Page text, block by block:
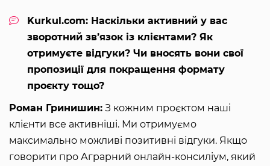
Kurkul.com: Наскільки активний у вас
зворотний зв’язок із клієнтами? Як
отримуєте відгуки? Чи вносять вони свої
пропозиції для покращення формату
проєкту тощо?
Роман Гринишин: З кожним проєктом наші
клієнти все активніші. Ми отримуємо
максимально можливі позитивні відгуки. Якщо
говорити про Аграрний онлайн-консиліум, який